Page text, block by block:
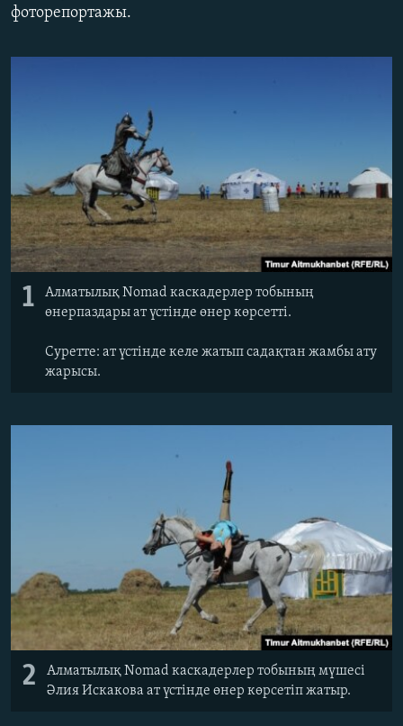
Басқа тілдерде
фоторепортажы.
1
Алматылық Nomad каскадерлер тобының
өнерпаздары ат үстінде өнер көрсетті.
Суретте: ат үстінде келе жатып садақтан жамбы ату
жарысы.
2
Алматылық Nomad каскадерлер тобының мүшесі
Әлия Искакова ат үстінде өнер көрсетіп жатыр.